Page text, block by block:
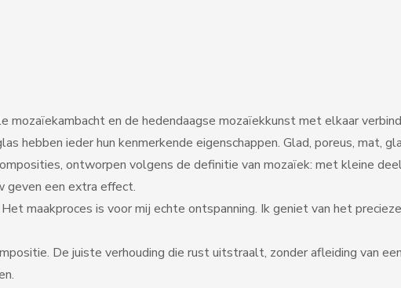
en de hedendaagse mozaïekkunst met elkaar
hebben ieder hun kenmerkende eigenschappen. Glad, poreus, mat,
ontworpen volgens de definitie van mozaïek: met kleine
geven een extra effect.
maakproces is voor mij echte ontspanning. Ik geniet van het
De juiste verhouding die rust uitstraalt, zonder afleiding van